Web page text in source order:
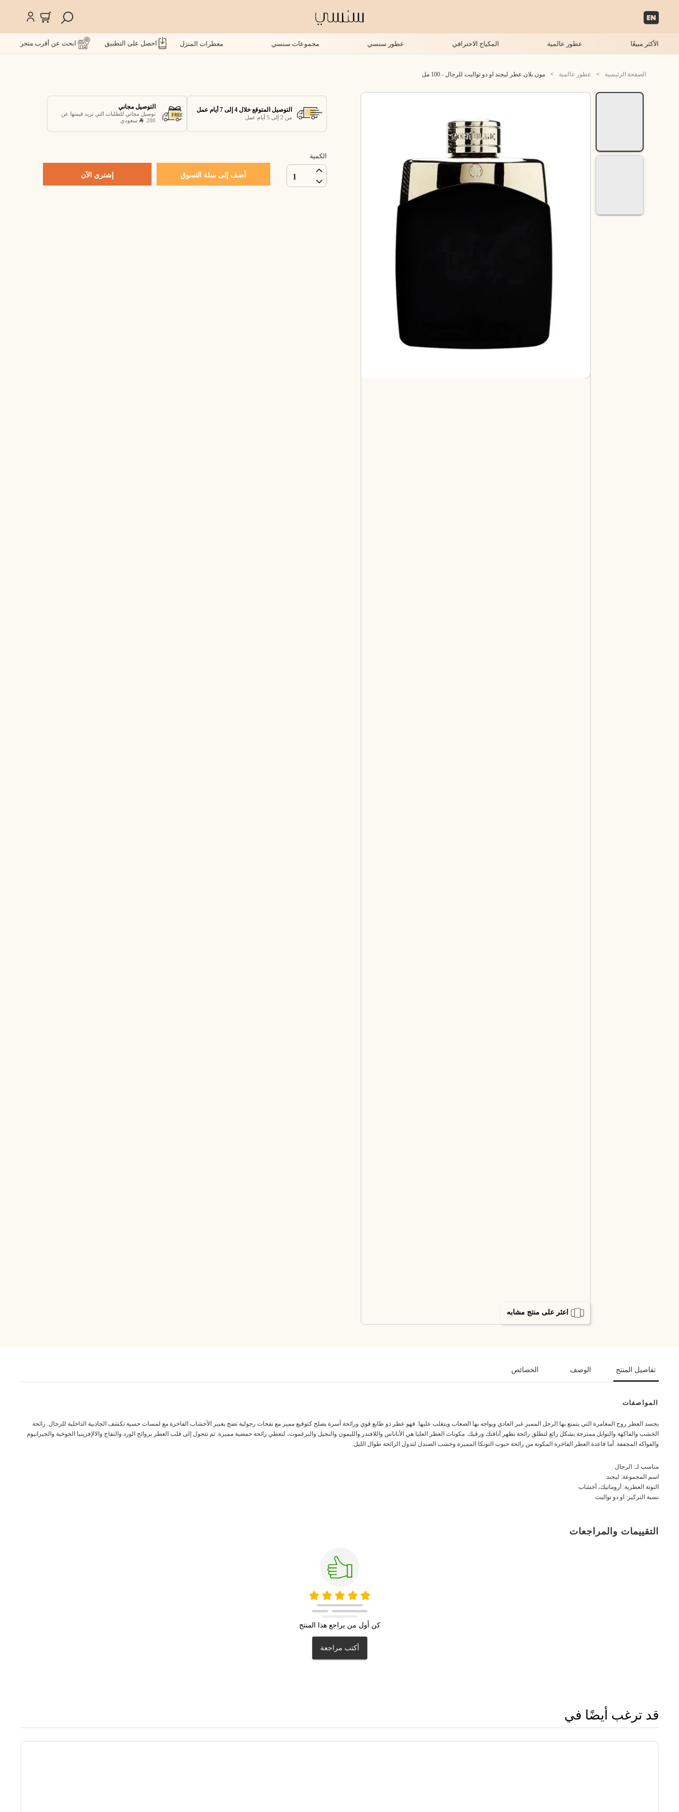
الأكثر مبيعًا عطور عالمية المكياج الاحترافي عطور سنسي مجموعات سنسي معطرات المنزل احصل على التطبيق ابحث عن أقرب متجر
الصفحة الرئيسية > عطور عالمية > مون بلان عطر ليجند او دو تواليت للرجال - 100 مل
اعثر على منتج مشابه
التوصيل المتوقع خلال 4 إلى 7 أيام عمل
من 2 إلى 5 أيام عمل
التوصيل مجاني
توصيل مجاني للطلبات التي تزيد قيمتها عن
200
سعودي
الكمية
1 أضف إلى سلة التسوق إشتري الآن
تفاصيل المنتج الوصف الخصائص
المواصفات
يجسد العطر روح المغامرة التي يتمتع بها الرجل المميز غير العادي ويواجه بها الصعاب ويتغلب عليها. فهو عطر ذو طابع قوي ورائحة آسرة يصلح كتوقيع مميز مع نفحات رجولية تضج بعبير الأخشاب الفاخرة مع لمسات حسية تكشف الجاذبية الداخلية للرجال. رائحة
الخشب والفاكهة والتوابل ممتزجة بشكل رائع لتطلق رائحة تظهر أناقتك ورقيك. مكونات العطر العليا هي الأناناس واللافندر والليمون والنجيل والبرغموت، لتعطي رائحة حمضية مميزة. ثم تتحول إلى قلب العطر بروائح الورد والتفاح والالإفرينيا الخوخية والجيرانيوم
والفواكه المجففة. أما قاعدة العطر الفاخرة المكونة من رائحة حبوب التونكا المميزة وخشب الصندل لتدول الرائحة طوال الليل.
مناسب لـ: الرجال
اسم المجموعة: ليجند
النوتة العطرية: أروماتيك، أخشاب
نسبة التركيز: او دو تواليت
التقييمات والمراجعات
كن أول من يراجع هذا المنتج
أكتب مراجعة
قد ترغب أيضًا في